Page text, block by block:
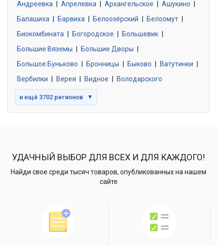
Знакомства без обязательств
0 объявлений
Андреевка
Апрелевка Архангельское Ашукино
Балашиха
Барвиха Белоозёрский Белоомут
Биокомбината
Богородское Большевик
Большие Вяземы
Большие Дворы
Большое Буньково
Бронницы Быково Ватутинки
Вербилки
Верея Видное Володарского
и ещё 3702 регионов ▼
УДАЧНЫЙ ВЫБОР ДЛЯ ВСЕХ И ДЛЯ КАЖДОГО!
Найди свое среди тысяч товаров, опубликованных на нашем
сайте